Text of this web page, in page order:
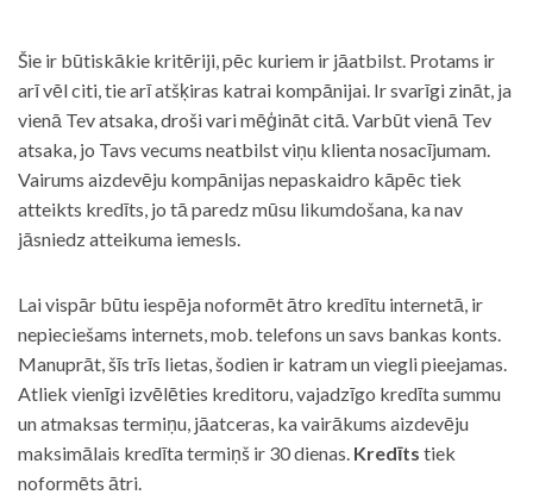
Šie ir būtiskākie kritēriji, pēc kuriem ir jāatbilst. Protams ir
arī vēl citi, tie arī atšķiras katrai kompānijai. Ir svarīgi zināt, ja
vienā Tev atsaka, droši vari mēģināt citā. Varbūt vienā Tev
atsaka, jo Tavs vecums neatbilst viņu klienta nosacījumam.
Vairums aizdevēju kompānijas nepaskaidro kāpēc tiek
atteikts kredīts, jo tā paredz mūsu likumdošana, ka nav
jāsniedz atteikuma iemesls.
Lai vispār būtu iespēja noformēt ātro kredītu internetā, ir
nepieciešams internets, mob. telefons un savs bankas konts.
Manuprāt, šīs trīs lietas, šodien ir katram un viegli pieejamas.
Atliek vienīgi izvēlēties kreditoru, vajadzīgo kredīta summu
un atmaksas termiņu, jāatceras, ka vairākums aizdevēju
maksimālais kredīta termiņš ir 30 dienas. Kredīts tiek
noformēts ātri.